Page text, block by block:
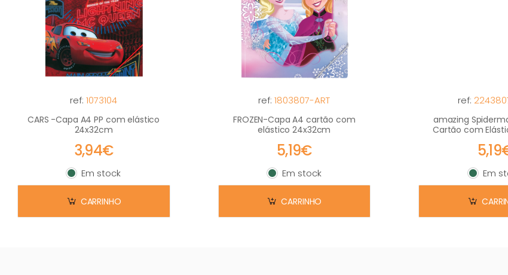
ref:1073104
CARS -Capa A4 PP com elástico
24x32cm
3,94€
Em stock
Em stock
CARRINHO
ref:1803807-ART
FROZEN-Capa A4 cartão com
elástico 24x32cm
5,19€
Em stock
Em stock
CARRINHO
ref:
amazing
Cartão com
EmEm